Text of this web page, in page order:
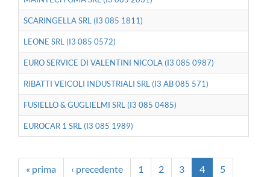
SCARINGELLA SRL (I3 085 1811)
LEONE SRL (I3 085 0572)
EURO SERVICE DI VALENTINI NICOLA (I3 085 0987)
RIBATTI VEICOLI INDUSTRIALI SRL (I3 AB 085 571)
FUSIELLO & GUGLIELMI SRL (I3 085 0485)
EUROCAR 1 SRL (I3 085 1989)
« prima ‹ precedente 1 2 3 4
5